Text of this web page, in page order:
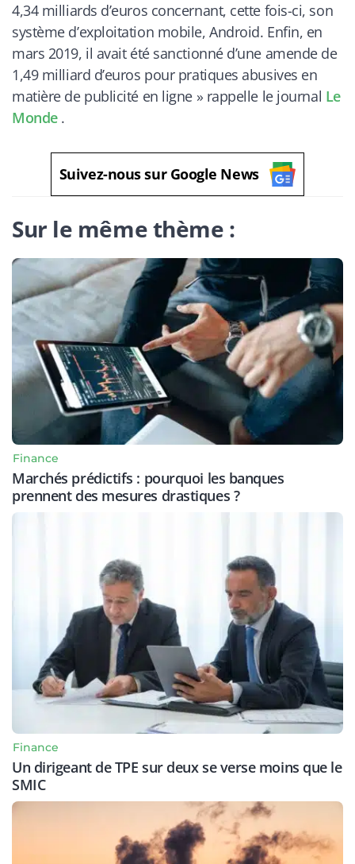
4,34 milliards d’euros concernant, cette fois-ci, son
système d’exploitation mobile, Android. Enfin, en
mars 2019, il avait été sanctionné d’une amende de
1,49 milliard d’euros pour pratiques abusives en
matière de publicité en ligne» rappelle le journal Le
Monde .
Suivez-nous sur Google News
Sur le même thème :
Finance
Marchés prédictifs : pourquoi les banques
prennent des mesures drastiques ?
Finance
Un dirigeant de TPE sur deux se verse moins que le
SMIC